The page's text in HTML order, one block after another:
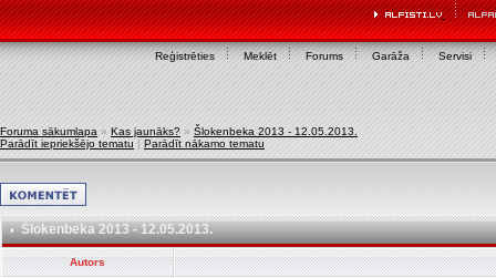
Reģistrēties Meklēt Forums Garāža Servisi
Foruma sākumlapa » Kas jaunāks? » Šlokenbeka 2013 - 12.05.2013.
Parādīt iepriekšējo tematu | Parādīt nākamo tematu
Šlokenbeka 2013 - 12.05.2013.
Autors